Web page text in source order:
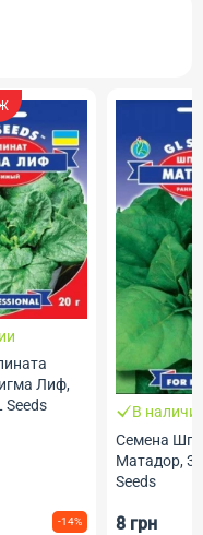
Лиф,
Seeds
-14%
В
Семена
Матадор, 3
Seeds
8 грн